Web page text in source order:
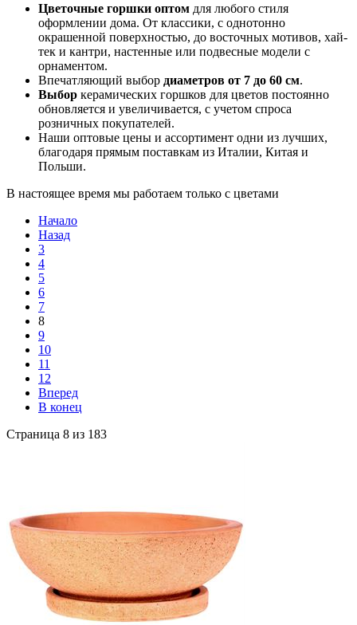
Цветочные горшки оптом для любого стиля
оформлении дома. От классики, с однотонно
окрашенной поверхностью, до восточных мотивов, хай-
тек и кантри, настенные или подвесные модели с
орнаментом.
Впечатляющий выбор диаметров от 7 до 60 см.
Выбор керамических горшков для цветов постоянно
обновляется и увеличивается, с учетом спроса
розничных покупателей.
Наши оптовые цены и ассортимент одни из лучших,
благодаря прямым поставкам из Италии, Китая и
Польши.
В настоящее время мы работаем только с цветами
Начало
Назад
3
4
5
6
7
8
9
10
11
12
Вперед
В конец
Страница 8 из 183